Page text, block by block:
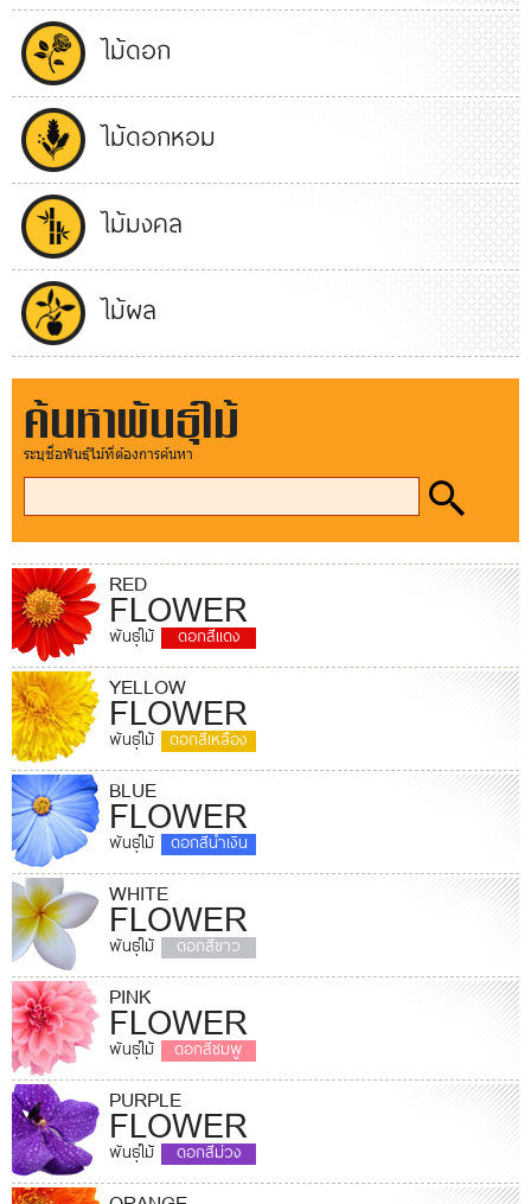
ไม้ดอก
ไม้ดอกหอม
ไม้มงคล
ไม้ผล
ค้นหาพันธุ์ไม้
ระบุชื่อพันธุ์ไม้ที่ต้องการค้นหา
RED
FLOWER
พันธุ์ไม้ ดอกสีแดง
YELLOW
FLOWER
พันธุ์ไม้ ดอกสีเหลือง
BLUE
FLOWER
พันธุ์ไม้ ดอกสีน้ำเงิน
WHITE
FLOWER
พันธุ์ไม้ ดอกสีขาว
PINK
FLOWER
พันธุ์ไม้ ดอกสีชมพู
PURPLE
FLOWER
พันธุ์ไม้ ดอกสีม่วง